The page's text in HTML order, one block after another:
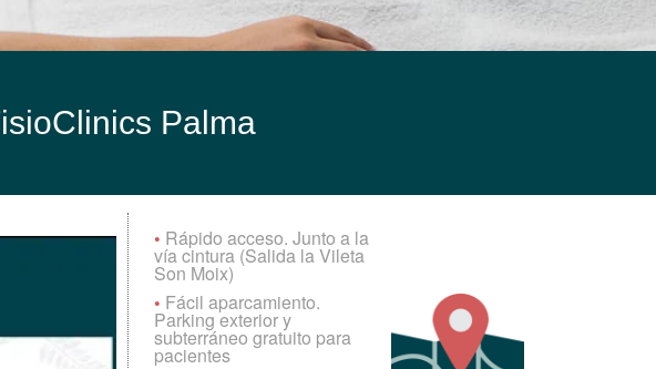
Palma
• Rápido acceso. Junto a la
vía cintura (Salida la Vileta
Son Moix)
• Fácil aparcamiento.
Parking exterior y
subterráneo gratuito para
pacientes